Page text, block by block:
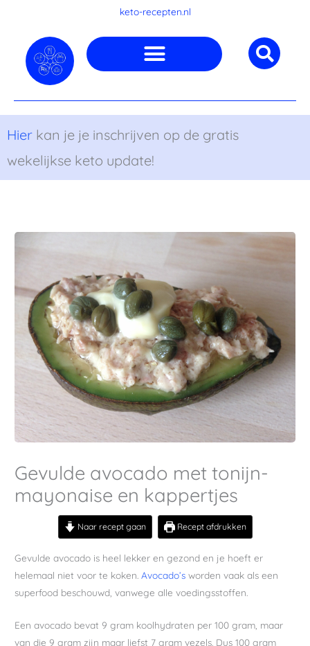
inhoud
keto-recepten.nl
Hier kan je je inschrijven op de gratis
wekelijkse keto update!
Gevulde avocado met tonijn-
mayonaise en kappertjes
Naar recept gaan Recept afdrukken
Gevulde avocado is heel lekker en gezond en je hoeft er
helemaal niet voor te koken.Avocado’s worden vaak als een
superfood beschouwd, vanwege alle voedingsstoffen.
Een avocado bevat 9 gram koolhydraten per 100 gram, maar
van die 9 gram zijn maar liefst 7 gram vezels. Dus 100 gram